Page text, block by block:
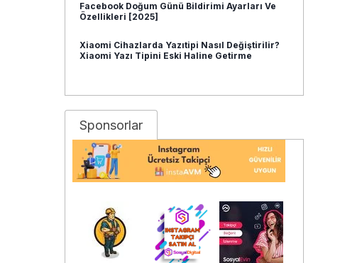
Facebook Doğum Günü Bildirimi Ayarları Ve
Özellikleri [2025]
Xiaomi Cihazlarda Yazıtipi Nasıl Değiştirilir?
Xiaomi Yazı Tipini Eski Haline Getirme
Sponsorlar